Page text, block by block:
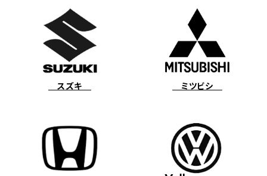
スズキ ミツビシ